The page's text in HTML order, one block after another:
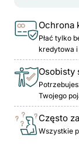
Ochrona
Płać tylko
kredytowa i
Osobisty
Twojego
Często
Wszystkie